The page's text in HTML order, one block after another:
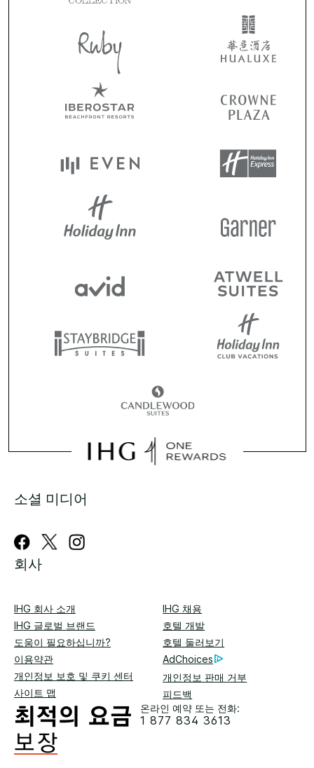
소셜 미디어
회사
IHG 회사 소개
IHG 채용
IHG 글로벌 브랜드
호텔 개발
도움이 필요하십니까?
호텔 둘러보기
이용약관
AdChoices
개인정보 보호 및 쿠키 센터
개인정보 판매 거부
사이트 맵
피드백
온라인 예약 또는 전화:
1 877 834 3613